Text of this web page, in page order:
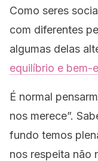
Como seres
com diferentes
algumas delas
equilíbrio e bem-
É normal
nos merece”.
fundo temos
nos respeita não